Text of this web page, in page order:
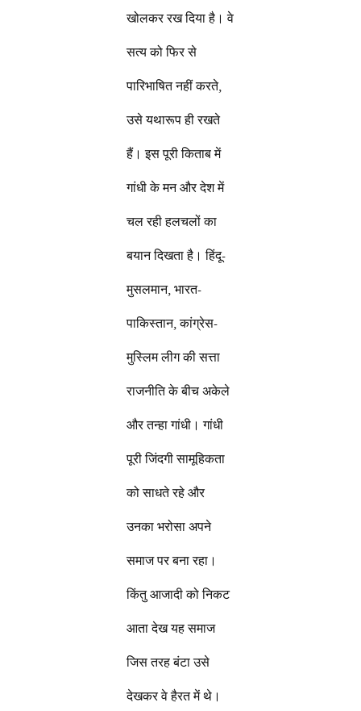
खोलकर रख दिया है। वे
सत्य को फिर से
पारिभाषित नहीं करते,
उसे यथारूप ही रखते
हैं। इस पूरी किताब में
गांधी के मन और देश में
चल रही हलचलों का
बयान दिखता है। हिंदू-
मुसलमान, भारत-
पाकिस्तान, कांग्रेस-
मुस्लिम लीग की सत्ता
राजनीति के बीच अकेले
और तन्हा गांधी। गांधी
पूरी जिंदगी सामूहिकता
को साधते रहे और
उनका भरोसा अपने
समाज पर बना रहा।
किंतु आजादी को निकट
आता देख यह समाज
जिस तरह बंटा उसे
देखकर वे हैरत में थे।